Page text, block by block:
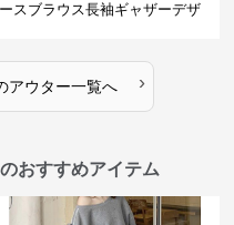
ースブラウス長袖ギャザーデザ
アウター一覧へ ›
おすすめアイテム